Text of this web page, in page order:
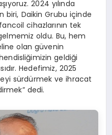
2024 yılında
biri, Daikin Grubu içinde
cihazlarının tek
oldu. Bu, hem
olan güvenin
geldiği
Hedefimiz, 2025
sürdürmek ve ihracat
dedi.